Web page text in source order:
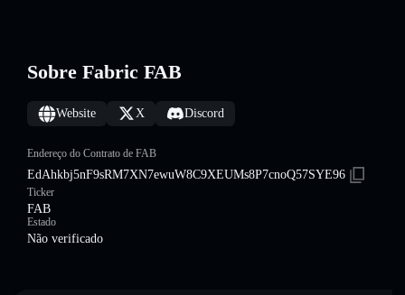
Sobre Fabric FAB
Website X Discord
Endereço do Contrato de FAB
EdAhkbj5nF9sRM7XN7ewuW8C9XEUMs8P7cnoQ57SYE96
Ticker
FAB
Estado
Não verificado